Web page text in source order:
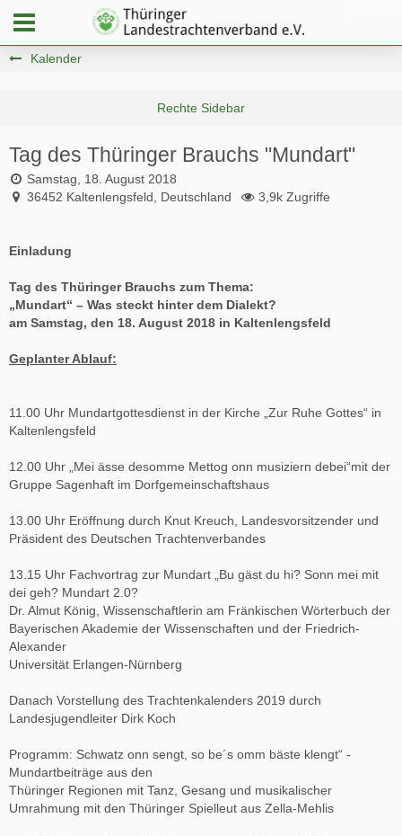
Kalender
Tag des Thüringer Brauchs "Mundart"
Samstag, 18. August 2018
36452 Kaltenlengsfeld, Deutschland
3,9k Zugriffe
Einladung
Tag des Thüringer Brauchs zum Thema:
„Mundart“ – Was steckt hinter dem Dialekt?
am Samstag, den 18. August 2018 in Kaltenlengsfeld
Geplanter Ablauf:
11.00 Uhr Mundartgottesdienst in der Kirche „Zur Ruhe Gottes“ in
Kaltenlengsfeld
12.00 Uhr „Mei ässe desomme Mettog onn musiziern debei“mit der
Gruppe Sagenhaft im Dorfgemeinschaftshaus
13.00 Uhr Eröffnung durch Knut Kreuch, Landesvorsitzender und
Präsident des Deutschen Trachtenverbandes
13.15 Uhr Fachvortrag zur Mundart „Bu gäst du hi? Sonn mei mit
dei geh? Mundart 2.0?
Dr. Almut König, Wissenschaftlerin am Fränkischen Wörterbuch der
Bayerischen Akademie der Wissenschaften und der Friedrich-
Alexander
Universität Erlangen-Nürnberg
Danach Vorstellung des Trachtenkalenders 2019 durch
Landesjugendleiter Dirk Koch
Programm: Schwatz onn sengt, so be´s omm bäste klengt“ -
Mundartbeiträge aus den
Thüringer Regionen mit Tanz, Gesang und musikalischer
Umrahmung mit den Thüringer Spielleut aus Zella-Mehlis